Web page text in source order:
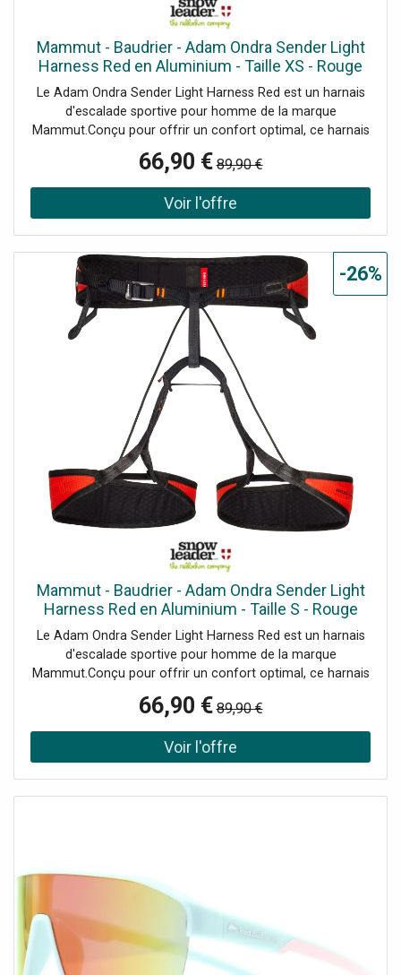
Mammut - Baudrier - Adam Ondra Sender Light
Harness Red en Aluminium - Taille XS - Rouge
Le Adam Ondra Sender Light Harness Red est un harnais
d'escalade sportive pour homme de la marque
Mammut.Conçu pour offrir un confort optimal, ce harnais
se distingue par ses sangles de cuisse élastiques avec
réglage qui assurent un ajustement parfait sans gêne. Son
simple pontet garantit légèreté et sécurité lors de vos
ascensions.Avec ses porte-matériels rigidifiés capables de
équipement. Sa construction optimisée combine
polyéthylène haute qualité, polyamide 6 et ripstop 100%
recyclé, offrant à la fois robustesse et respect de
l’environnement. De plus, la boucle de réglage en
aluminium 7075 assure une grande durabilité tout en
limitant le poids.Le volume très réduit du harnais facilite
vos mouvements et son indicateur d’usure intégré dans le
pontet d’encordement vous aide à garantir votre sécurité.
Livré avec un sac de rangement, ce harnais est l’allié idéal
pour vos sorties d'escalade sportive, alliant performance,
confort et responsabilité écologique.
66,90 € 89,90 €
Mammut - Baudrier - Adam Ondra Sender Light
Harness Red en Aluminium - Taille S - Rouge
Le Adam Ondra Sender Light Harness Red est un harnais
d'escalade sportive pour homme de la marque
Mammut.Conçu pour offrir un confort optimal, ce harnais
réglage qui assurent un ajustement parfait sans gêne. Son
simple pontet garantit légèreté et sécurité lors de vos
ascensions.Avec ses porte-matériels rigidifiés capables de
supporter jusqu'à 25 kg chacun, vous bénéficiez d'un
aluminium 7075 assure une grande durabilité tout en
limitant le poids.Le volume très réduit du harnais facilite
vos mouvements et son indicateur d’usure intégré dans le
pontet d’encordement vous aide à garantir votre sécurité.
Livré avec un sac de rangement, ce harnais est l’allié idéal
66,90 € 89,90 €
-26%